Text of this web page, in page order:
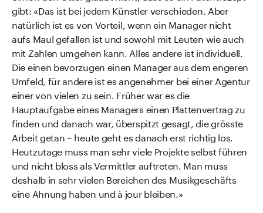
gibt: «Das ist bei jedem Künstler verschieden. Aber
natürlich ist es von Vorteil, wenn ein Manager nicht
aufs Maul gefallen ist und sowohl mit Leuten wie auch
mit Zahlen umgehen kann. Alles andere ist individuell.
Die einen bevorzugen einen Manager aus dem engeren
Umfeld, für andere ist es angenehmer bei einer Agentur
einer von vielen zu sein. Früher war es die
Hauptaufgabe eines Managers einen Plattenvertrag zu
finden und danach war, überspitzt gesagt, die grösste
Arbeit getan – heute geht es danach erst richtig los.
Heutzutage muss man sehr viele Projekte selbst führen
und nicht bloss als Vermittler auftreten. Man muss
deshalb in sehr vielen Bereichen des Musikgeschäfts
eine Ahnung haben und à jour bleiben.»